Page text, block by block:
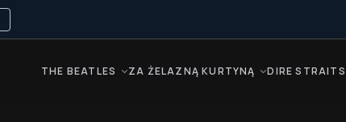
THE BEATLES ZA ŻELAZNĄ KURTYNĄ DIRE STRAITS